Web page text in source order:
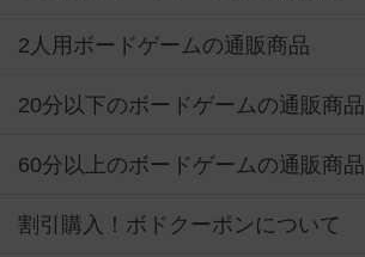
2人用ボードゲームの通販商品
20分以下のボードゲームの通販商品
60分以上のボードゲームの通販商品
割引購入！ボドクーポンについて